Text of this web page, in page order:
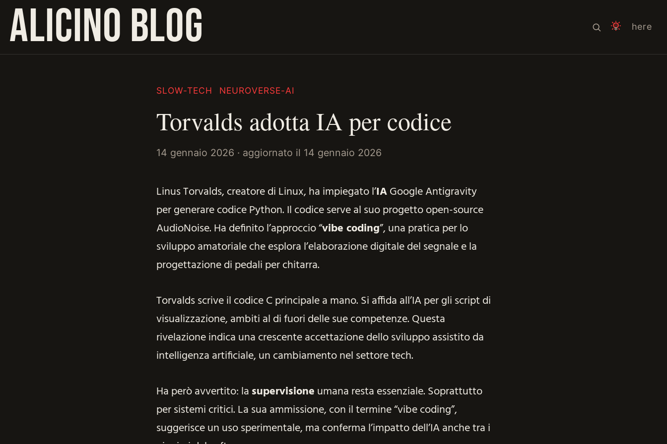
ALICINO BLOG here
SLOW-TECH NEUROVERSE-AI
Torvalds adotta IA per codice
14 gennaio 2026 · aggiornato il 14 gennaio 2026
Linus Torvalds, creatore di Linux, ha impiegato l’IAGoogle Antigravity
per generare codice Python. Il codice serve al suo progetto open-source
AudioNoise. Ha definito l’approccio “vibe coding”, una pratica per lo
sviluppo amatoriale che esplora l’elaborazione digitale del segnale e la
progettazione di pedali per chitarra.
Torvalds scrive il codice C principale a mano. Si affida all’IA per gli script di
visualizzazione, ambiti al di fuori delle sue competenze. Questa
rivelazione indica una crescente accettazione dello sviluppo assistito da
intelligenza artificiale, un cambiamento nel settore tech.
Ha però avvertito: la supervisione umana resta essenziale. Soprattutto
per sistemi critici. La sua ammissione, con il termine “vibe coding”,
suggerisce un uso sperimentale, ma conferma l’impatto dell’IA anche tra i